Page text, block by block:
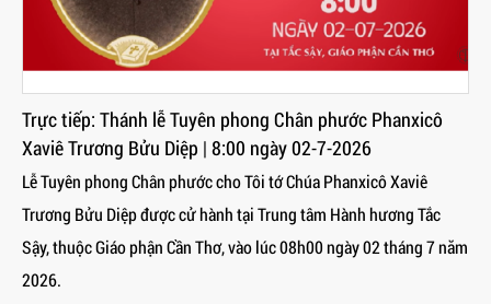
Trực tiếp: Thánh lễ Tuyên phong Chân phước Phanxicô
Xaviê Trương Bửu Diệp | 8:00 ngày 02-7-2026
Lễ Tuyên phong Chân phước cho Tôi tớ Chúa Phanxicô Xaviê
Trương Bửu Diệp được cử hành tại Trung tâm Hành hương Tắc
Sậy, thuộc Giáo phận Cần Thơ, vào lúc 08h00 ngày 02 tháng 7 năm
2026.